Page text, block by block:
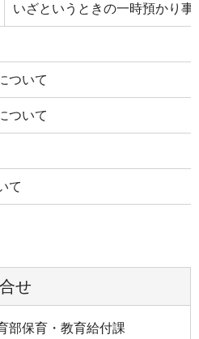
いざというときの一時預かり事
ついて
ついて
て
せ
部保育・教育給付課